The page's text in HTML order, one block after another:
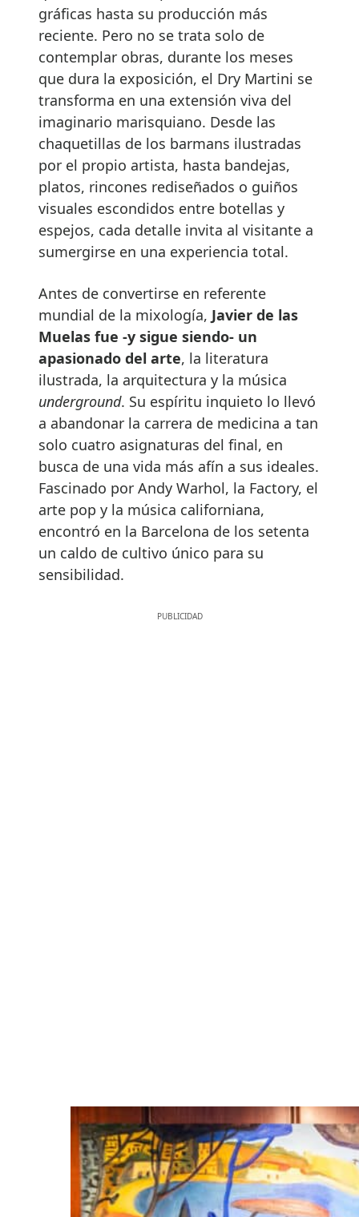
gráficas hasta su producción más
reciente. Pero no se trata solo de
contemplar obras, durante los meses
que dura la exposición, el Dry Martini se
transforma en una extensión viva del
imaginario marisquiano. Desde las
chaquetillas de los barmans ilustradas
por el propio artista, hasta bandejas,
platos, rincones rediseñados o guiños
visuales escondidos entre botellas y
espejos, cada detalle invita al visitante a
sumergirse en una experiencia total.
Antes de convertirse en referente
mundial de la mixología, Javier de las
Muelas fue -y sigue siendo- un
apasionado del arte, la literatura
ilustrada, la arquitectura y la música
underground. Su espíritu inquieto lo llevó
a abandonar la carrera de medicina a tan
solo cuatro asignaturas del final, en
busca de una vida más afín a sus ideales.
Fascinado por Andy Warhol, la Factory, el
arte pop y la música californiana,
encontró en la Barcelona de los setenta
un caldo de cultivo único para su
sensibilidad.